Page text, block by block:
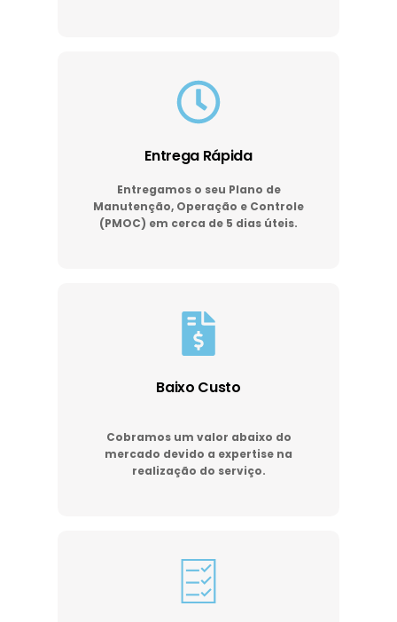
Entrega Rápida
Entregamos o seu Plano de
Manutenção, Operação e Controle
(PMOC) em cerca de 5 dias úteis.
Baixo Custo
Cobramos um valor abaixo do
mercado devido a expertise na
realização do serviço.